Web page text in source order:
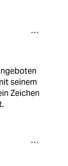
seinem
Zeichen